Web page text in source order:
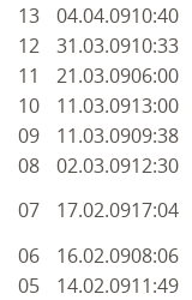
13
04.04.0910:40
12
31.03.0910:33
11
21.03.0906:00
10
11.03.0913:00
09
11.03.0909:38
08
02.03.0912:30
07
17.02.0917:04
06
16.02.0908:06
05
14.02.0911:49